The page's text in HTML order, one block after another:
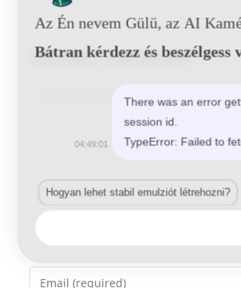
Vélemény, hozzászólás?
your
name
Enter
Az Én nevem Gülü, az AI
Bátran kérdezz és beszélgess
There was an error
session id.
TypeError: Failed to
04:49:01
Hogyan lehet stabil emulziót létrehozni?